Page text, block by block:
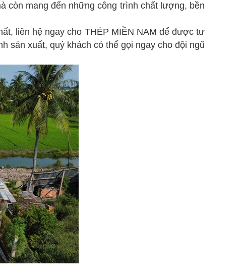
còn mang đến những công trình chất lượng, bền
liên hệ ngay cho THÉP MIỀN NAM để được tư
sản xuất, quý khách có thể gọi ngay cho đội ngũ